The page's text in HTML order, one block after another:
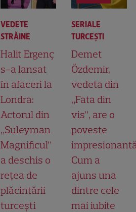
VEDETE
STRĂINE
Halit Ergenç
s-a lansat
în afaceri la
Londra:
Actorul din
„Suleyman
Magnificul”
a deschis o
rețea de
plăcintării
turcești
SERIALE
TURCEŞTI
Demet
Özdemir,
vedeta din
„Fata din
vis”, are o
poveste
Cum a
ajuns una
dintre cele
mai iubite